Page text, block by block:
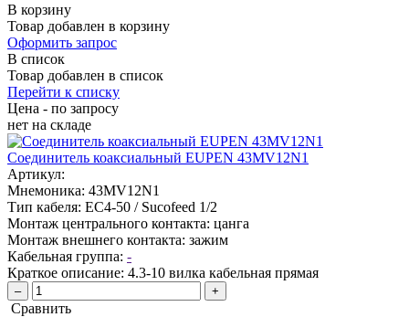
В корзину
Товар добавлен в корзину
Оформить запрос
В список
Товар добавлен в список
Перейти к списку
Цена - по запросу
нет на складе
Соединитель коаксиальный EUPEN 43MV12N1
Артикул:
Мнемоника: 43MV12N1
Тип кабеля: EC4-50 / Sucofeed 1/2
Монтаж центрального контакта: цанга
Монтаж внешнего контакта: зажим
Кабельная группа: -
Краткое описание: 4.3-10 вилка кабельная прямая
– +
Сравнить